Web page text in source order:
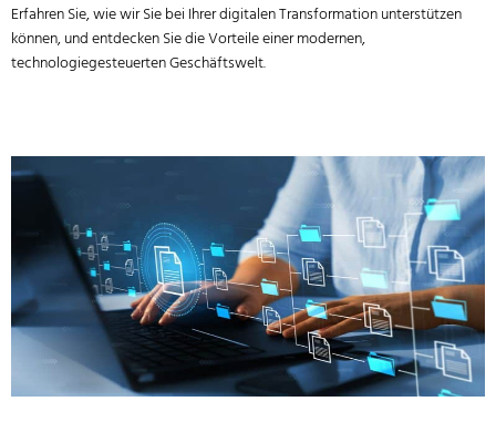
Erfahren Sie, wie wir Sie bei Ihrer digitalen Transformation unterstützen
können, und entdecken Sie die Vorteile einer modernen,
technologiegesteuerten Geschäftswelt.